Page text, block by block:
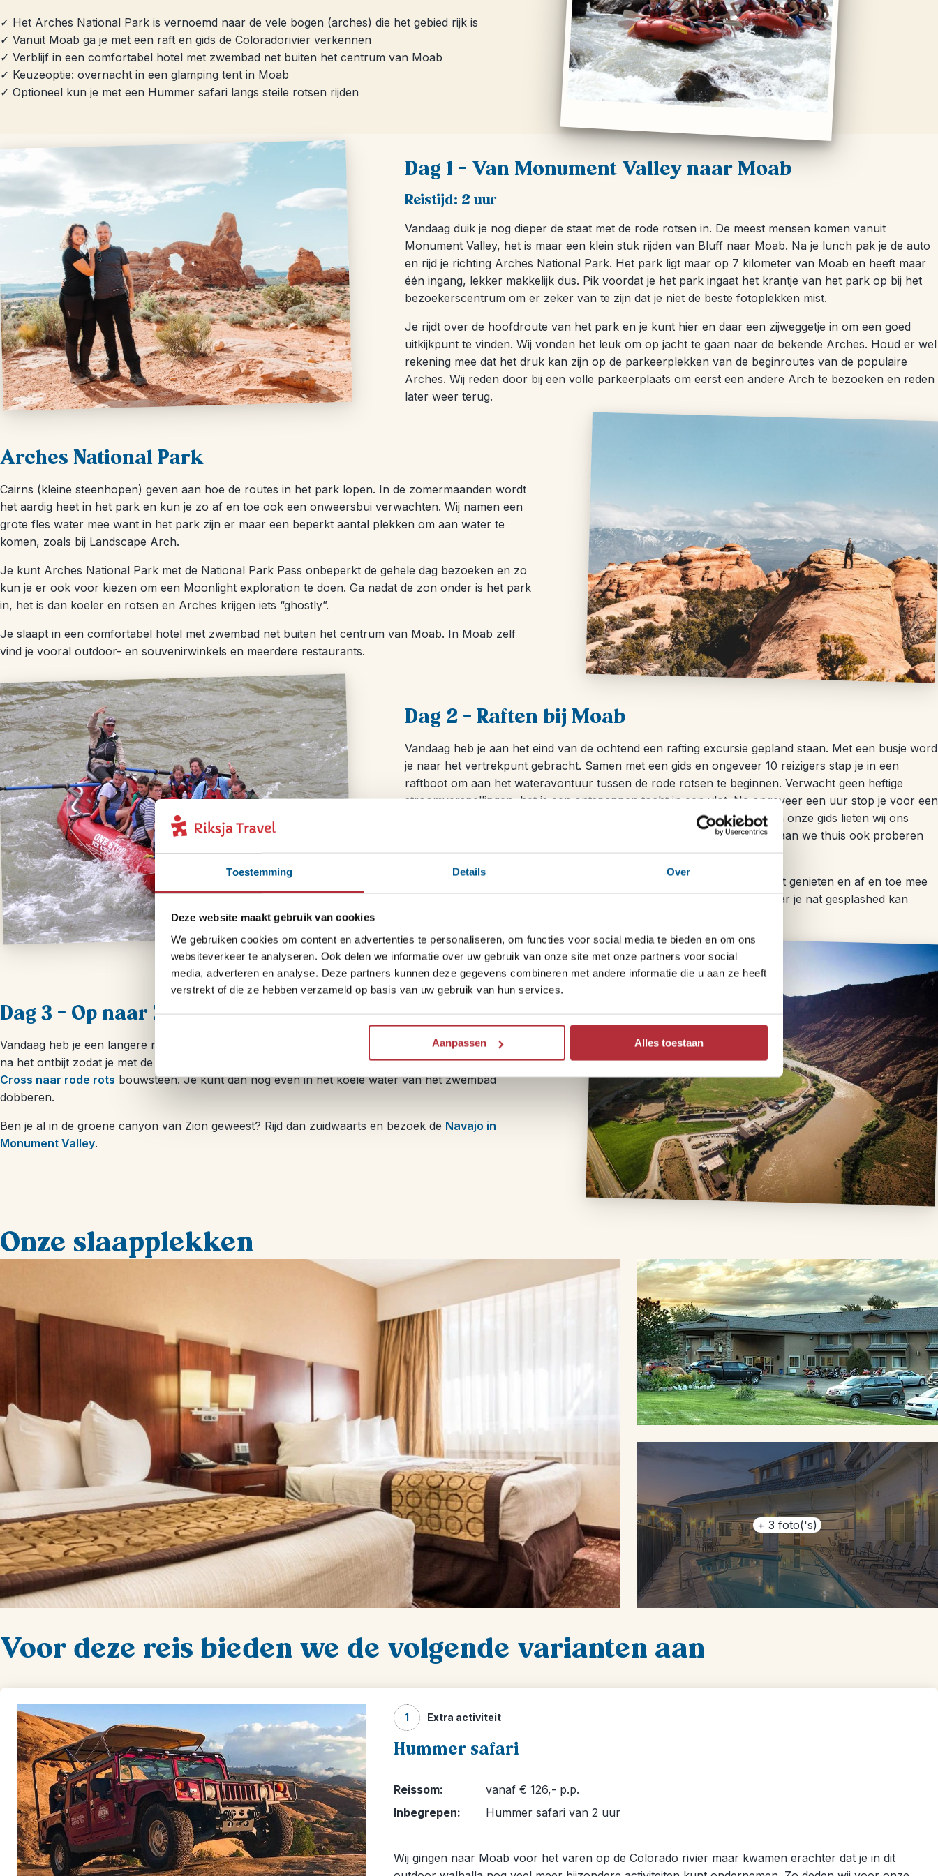
Toestemming Details Over
Deze website maakt gebruik van cookies
We gebruiken cookies om content en advertenties te personaliseren, om functies voor social media te bieden en om ons
websiteverkeer te analyseren. Ook delen we informatie over uw gebruik van onze site met onze partners voor social
media, adverteren en analyse. Deze partners kunnen deze gegevens combineren met andere informatie die u aan ze heeft
verstrekt of die ze hebben verzameld op basis van uw gebruik van hun services.
Aanpassen Alles toestaan
✓ Het Arches National Park is vernoemd naar de vele bogen (arches) die het gebied rijk is
✓ Vanuit Moab ga je met een raft en gids de Coloradorivier verkennen
✓ Verblijf in een comfortabel hotel met zwembad net buiten het centrum van Moab
✓ Keuzeoptie: overnacht in een glamping tent in Moab
✓ Optioneel kun je met een Hummer safari langs steile rotsen rijden
Dag 1 – Van Monument Valley naar Moab
Reistijd: 2 uur
Vandaag duik je nog dieper de staat met de rode rotsen in. De meest mensen komen vanuit
Monument Valley, het is maar een klein stuk rijden van Bluff naar Moab. Na je lunch pak je de auto
en rijd je richting Arches National Park. Het park ligt maar op 7 kilometer van Moab en heeft maar
één ingang, lekker makkelijk dus. Pik voordat je het park ingaat het krantje van het park op bij het
bezoekerscentrum om er zeker van te zijn dat je niet de beste fotoplekken mist.
Je rijdt over de hoofdroute van het park en je kunt hier en daar een zijweggetje in om een goed
uitkijkpunt te vinden. Wij vonden het leuk om op jacht te gaan naar de bekende Arches. Houd er wel
rekening mee dat het druk kan zijn op de parkeerplekken van de beginroutes van de populaire
Arches. Wij reden door bij een volle parkeerplaats om eerst een andere Arch te bezoeken en reden
later weer terug.
Arches National Park
Cairns (kleine steenhopen) geven aan hoe de routes in het park lopen. In de zomermaanden wordt
het aardig heet in het park en kun je zo af en toe ook een onweersbui verwachten. Wij namen een
grote fles water mee want in het park zijn er maar een beperkt aantal plekken om aan water te
komen, zoals bij Landscape Arch.
Je kunt Arches National Park met de National Park Pass onbeperkt de gehele dag bezoeken en zo
kun je er ook voor kiezen om een Moonlight exploration te doen. Ga nadat de zon onder is het park
in, het is dan koeler en rotsen en Arches krijgen iets “ghostly”.
Je slaapt in een comfortabel hotel met zwembad net buiten het centrum van Moab. In Moab zelf
vind je vooral outdoor- en souvenirwinkels en meerdere restaurants.
Dag 2 – Raften bij Moab
Vandaag heb je aan het eind van de ochtend een rafting excursie gepland staan. Met een busje word
je naar het vertrekpunt gebracht. Samen met een gids en ongeveer 10 reizigers stap je in een
raftboot om aan het wateravontuur tussen de rode rotsen te beginnen. Verwacht geen heftige
stroomversnellingen, het is een ontspannen tocht in een vlot. Na ongeveer een uur stop je voor een
BBQ-lunch waar je je eigen hamburger kunt bouwen. Op aanraden van onze gids lieten wij ons
huisgemaakte chocolate chip cookie ook even op de grill leggen. Dat gaan we thuis ook proberen
op de BBQ.
De rivier is op dit gedeelte niet heel wild en je kunt rustig van het uitzicht genieten en af en toe mee
peddelen. Wel kom je hier en daar in een stroomversnelling terecht waar je nat gesplashed kan
Dag 3 – Op naar Zion!
Vandaag heb je een langere rit voor de boeg naar Zion National Park van ongeveer 6 uur. Vertrek
na het ontbijt zodat je met de tussenstops meegerekend op tijd aankomt bij je accommodatie van de
Cross naar rode rots bouwsteen. Je kunt dan nog even in het koele water van het zwembad
dobberen.
Ben je al in de groene canyon van Zion geweest? Rijd dan zuidwaarts en bezoek de Navajo in
Monument Valley.
Onze slaapplekken
+ 3 foto('s)
Voor deze reis bieden we de volgende varianten aan
1 Extra activiteit
Hummer safari
Reissom:
vanaf € 126,- p.p.
Inbegrepen:
Hummer safari van 2 uur
Wij gingen naar Moab voor het varen op de Colorado rivier maar kwamen erachter dat je in dit